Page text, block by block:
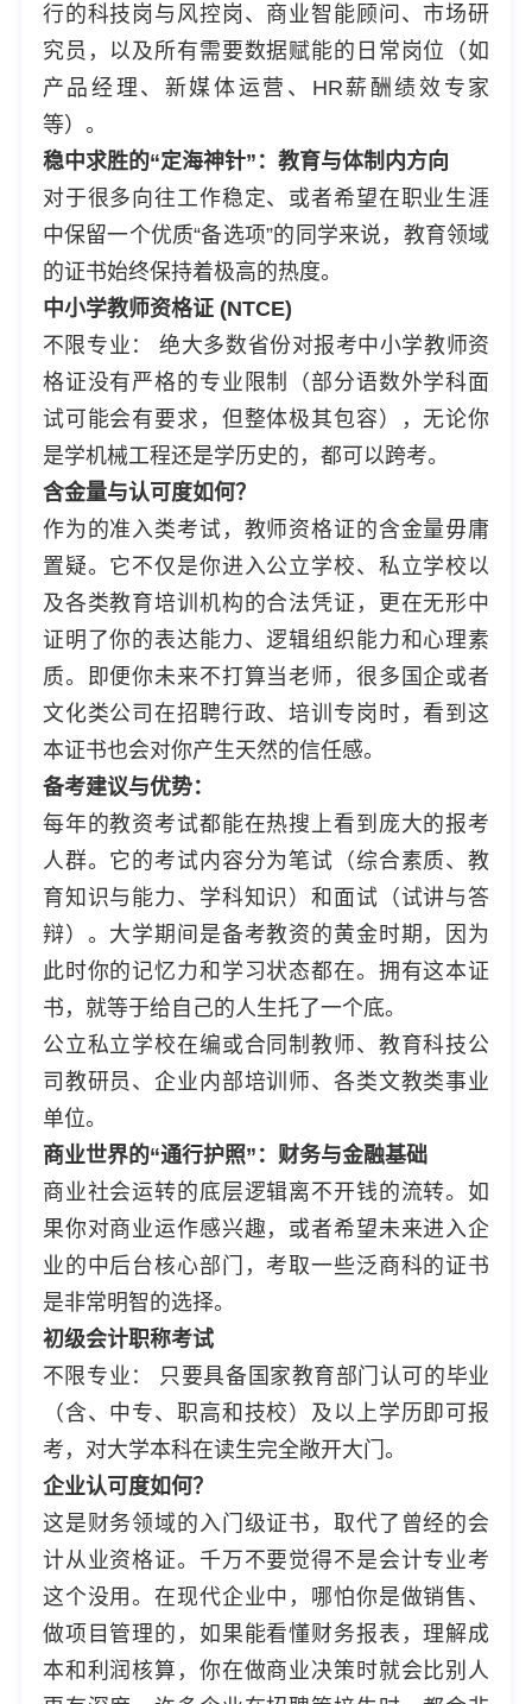
行的科技岗与风控岗、商业智能顾问、市场研
究员，以及所有需要数据赋能的日常岗位（如
产品经理、新媒体运营、HR薪酬绩效专家
等）。
稳中求胜的“定海神针”：教育与体制内方向
对于很多向往工作稳定、或者希望在职业生涯
中保留一个优质“备选项”的同学来说，教育领域
的证书始终保持着极高的热度。
中小学教师资格证 (NTCE)
不限专业： 绝大多数省份对报考中小学教师资
格证没有严格的专业限制（部分语数外学科面
试可能会有要求，但整体极其包容），无论你
是学机械工程还是学历史的，都可以跨考。
含金量与认可度如何？
作为的准入类考试，教师资格证的含金量毋庸
置疑。它不仅是你进入公立学校、私立学校以
及各类教育培训机构的合法凭证，更在无形中
证明了你的表达能力、逻辑组织能力和心理素
质。即便你未来不打算当老师，很多国企或者
文化类公司在招聘行政、培训专岗时，看到这
本证书也会对你产生天然的信任感。
备考建议与优势：
每年的教资考试都能在热搜上看到庞大的报考
人群。它的考试内容分为笔试（综合素质、教
育知识与能力、学科知识）和面试（试讲与答
辩）。大学期间是备考教资的黄金时期，因为
此时你的记忆力和学习状态都在。拥有这本证
书，就等于给自己的人生托了一个底。
公立私立学校在编或合同制教师、教育科技公
司教研员、企业内部培训师、各类文教类事业
单位。
商业世界的“通行护照”：财务与金融基础
商业社会运转的底层逻辑离不开钱的流转。如
果你对商业运作感兴趣，或者希望未来进入企
业的中后台核心部门，考取一些泛商科的证书
是非常明智的选择。
初级会计职称考试
不限专业： 只要具备国家教育部门认可的毕业
（含、中专、职高和技校）及以上学历即可报
考，对大学本科在读生完全敞开大门。
企业认可度如何？
这是财务领域的入门级证书，取代了曾经的会
计从业资格证。千万不要觉得不是会计专业考
这个没用。在现代企业中，哪怕你是做销售、
做项目管理的，如果能看懂财务报表，理解成
本和利润核算，你在做商业决策时就会比别人